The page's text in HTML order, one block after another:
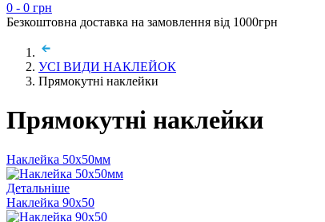
0 - 0 грн
Безкоштовна доставка на замовлення від 1000грн
УСІ ВИДИ НАКЛЕЙОК
Прямокутні наклейки
Прямокутні наклейки
Наклейка 50х50мм
Детальніше
Наклейка 90х50